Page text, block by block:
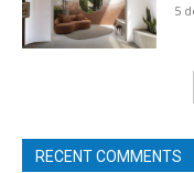
5
RECENT COMMENTS